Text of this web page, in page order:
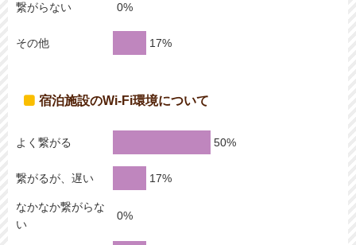
繋がらない
その他
宿泊施設のWi-Fi環境について
よく繋がる
繋がるが、遅い
なかなか繋がらな
い